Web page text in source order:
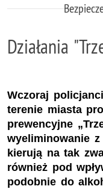
Działania
Wczoraj
terenie miasta
prewencyjne
wyeliminowanie
kierują na tak
również pod
podobnie do